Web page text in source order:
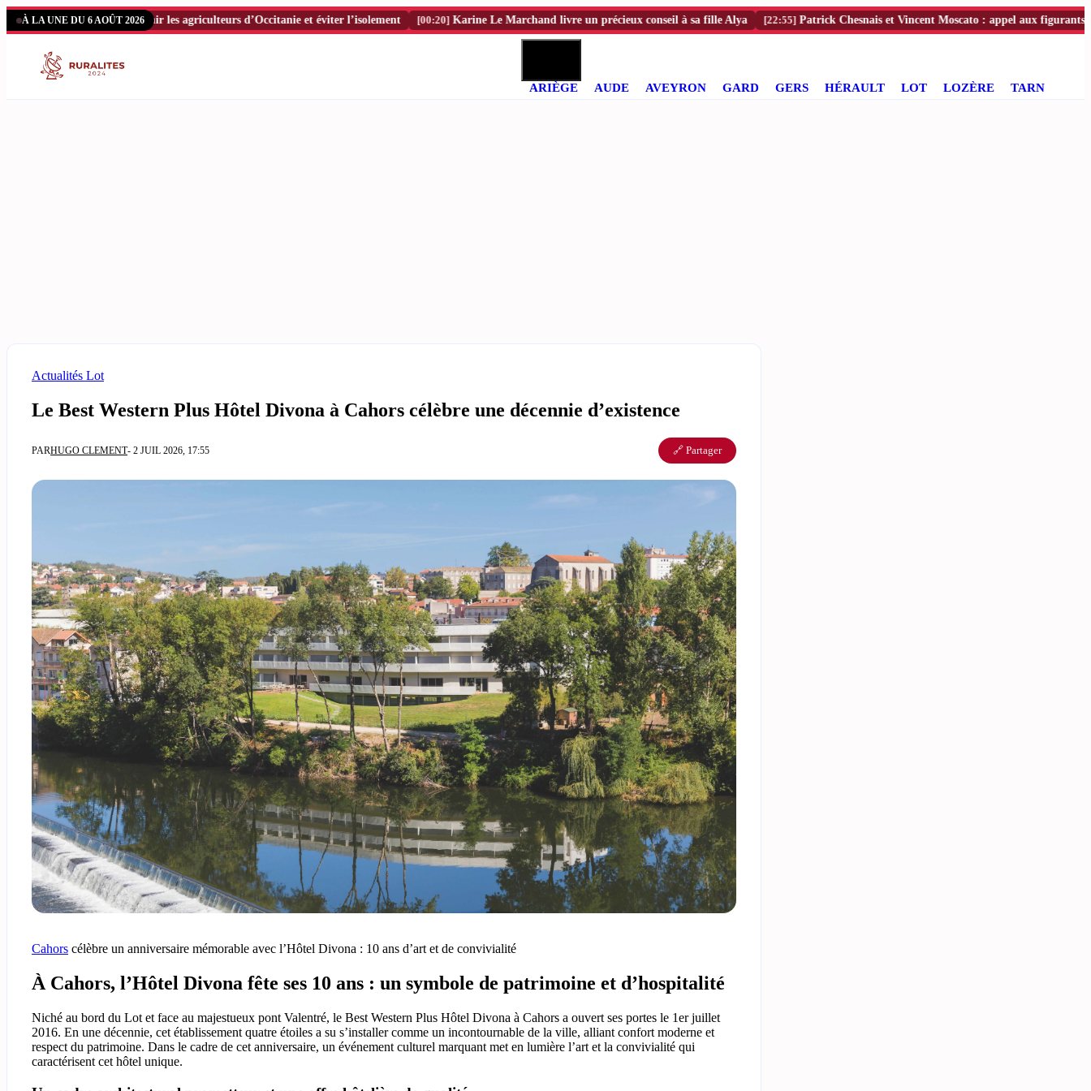
Aller
au À LA UNE DU 6 AOÛT 2026
ambitieux pour soutenir les agriculteurs d’Occitanie et éviter l’isolement [00:20] Karine Le Marchand livre un précieux conseil à sa fille Alya [22:55] Patrick Chesnais et Vincent Moscato : appel aux figurants en
ARIÈGE AUDE AVEYRON GARD GERS HÉRAULT LOT LOZÈRE TARN
Actualités Lot
Le Best Western Plus Hôtel Divona à Cahors célèbre une décennie d’existence
PARHUGO CLEMENT- 2 JUIL 2026, 17:55 🔗 Partager
Cahors célèbre un anniversaire mémorable avec l’Hôtel Divona : 10 ans d’art et de convivialité
À Cahors, l’Hôtel Divona fête ses 10 ans : un symbole de patrimoine et d’hospitalité
Niché au bord du Lot et face au majestueux pont Valentré, le Best Western Plus Hôtel Divona à Cahors a ouvert ses portes le 1er juillet
2016. En une décennie, cet établissement quatre étoiles a su s’installer comme un incontournable de la ville, alliant confort moderne et
respect du patrimoine. Dans le cadre de cet anniversaire, un événement culturel marquant met en lumière l’art et la convivialité qui
caractérisent cet hôtel unique.